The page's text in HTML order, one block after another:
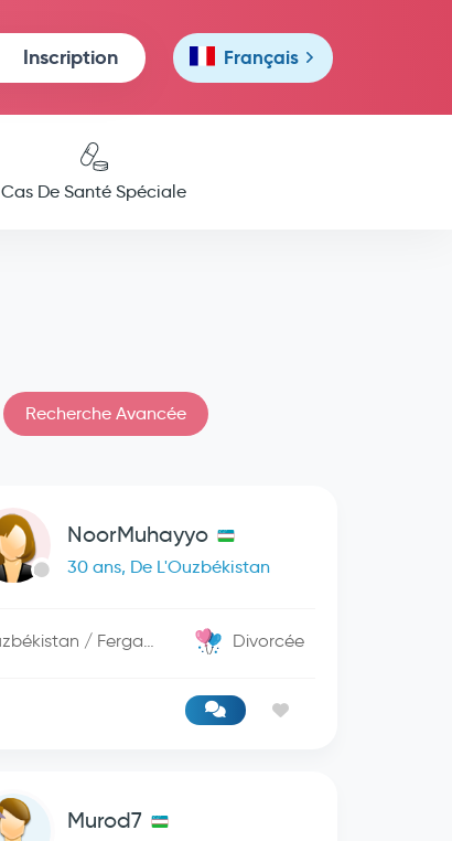
Inscription Français
Cas De Santé Spéciale
Recherche Avancée
NoorMuhayyo
30 ans, De L'Ouzbékistan
Ouzbékistan / Fergana Divorcée
Murod7